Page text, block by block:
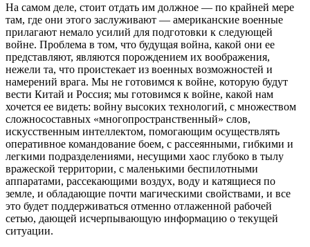
На самом деле, стоит отдать им должное — по крайней мере
там, где они этого заслуживают — американские военные
прилагают немало усилий для подготовки к следующей
войне. Проблема в том, что будущая война, какой они ее
представляют, являются порождением их воображения,
нежели та, что проистекает из военных возможностей и
намерений врага. Мы не готовимся к войне, которую будут
вести Китай и Россия; мы готовимся к войне, какой нам
хочется ее видеть: войну высоких технологий, с множеством
сложносоставных «многопространственный» слов,
искусственным интеллектом, помогающим осуществлять
оперативное командование боем, с рассеянными, гибкими и
легкими подразделениями, несущими хаос глубоко в тылу
вражеской территории, с маленькими беспилотными
аппаратами, рассекающими воздух, воду и катящиеся по
земле, и обладающие почти магическими свойствами, и все
это будет поддерживаться отменно отлаженной рабочей
сетью, дающей исчерпывающую информацию о текущей
ситуации.